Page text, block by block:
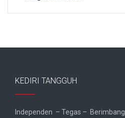
KEDIRI TANGGUH
Independen – Tegas – Berimbang